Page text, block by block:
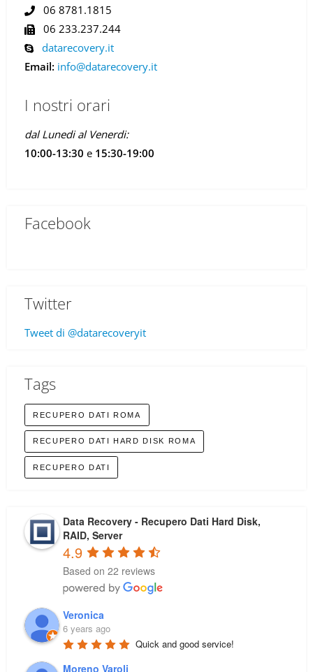
06 8781.1815
06 233.237.244
datarecovery.it
Email: info@datarecovery.it
I nostri orari
dal Lunedi al Venerdi:
10:00-13:30 e 15:30-19:00
Facebook
Twitter
Tweet di @datarecoveryit
Tags
RECUPERO DATI ROMA
RECUPERO DATI HARD DISK ROMA
RECUPERO DATI
Data Recovery - Recupero Dati Hard Disk,
RAID, Server
4.9
Based on 22 reviews
Veronica
6 years ago
Quick and good service!
Moreno Varoli